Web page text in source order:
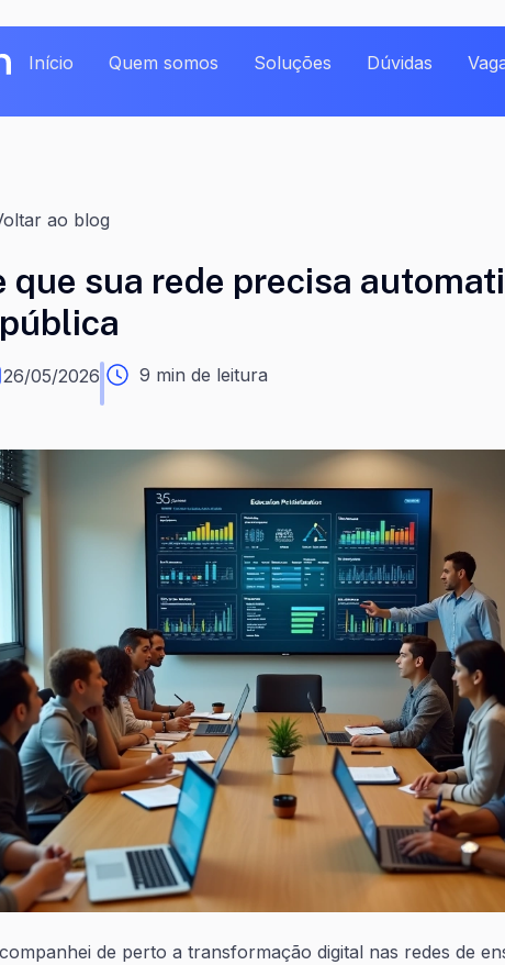
Início Quem somos Soluções Dúvidas
ao blog
que sua rede precisa
26/05/2026 9 min de leitura
de perto a transformação digital nas redes de